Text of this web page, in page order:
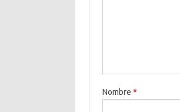
Nombre *